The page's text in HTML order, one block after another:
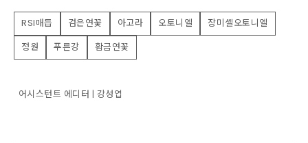
RSI매듭 검은연꽃 아고라 오토니엘
장미셸오토니엘
정원
푸른강 홤금연꽃
어시스턴트 에디터 | 강성엽